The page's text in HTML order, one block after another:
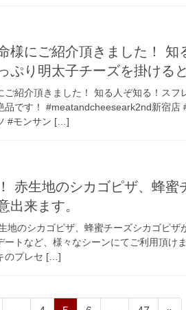
様にご紹介頂きました！ 知
ぷり明太子チーズを掛ける
ご紹介頂きました！ 知る人ぞ知る！スフ
品です！ #meatandcheeseark2nd新宿店
#モンサン […]
赤生地のシカゴピザ、蜂蜜
出来ます。
地のシカゴピザ、蜂蜜チーズシカゴピザ
ートなど、様々なシーンにてご利用頂け
のプレセ […]